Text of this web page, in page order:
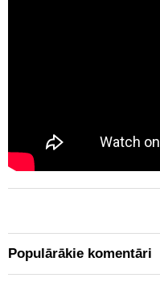
Populārākie komentāri